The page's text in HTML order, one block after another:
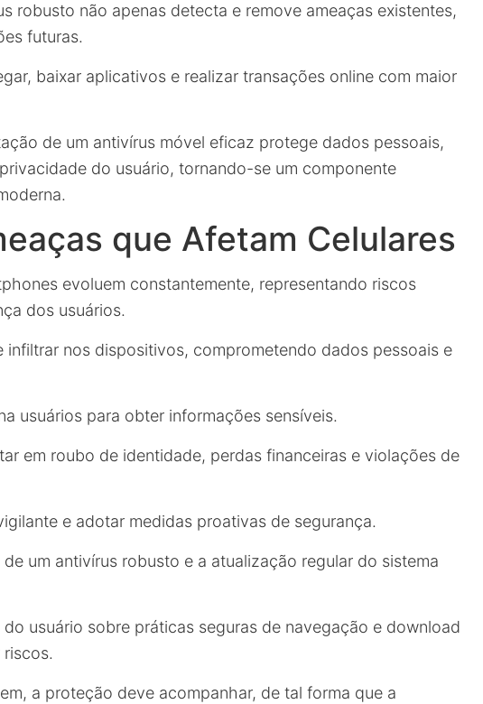
robusto não apenas detecta e remove ameaças existentes,
futuras.
baixar aplicativos e realizar transações online com maior
de um antivírus móvel eficaz protege dados pessoais,
do usuário, tornando-se um componente
que Afetam Celulares
evoluem constantemente, representando riscos
dos usuários.
infiltrar nos dispositivos, comprometendo dados pessoais e
usuários para obter informações sensíveis.
em roubo de identidade, perdas financeiras e violações de
e adotar medidas proativas de segurança.
um antivírus robusto e a atualização regular do sistema
usuário sobre práticas seguras de navegação e download
a proteção deve acompanhar, de tal forma que a